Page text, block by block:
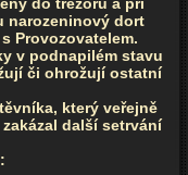
narozeninový dort
Provozovatelem.
v podnapilém stavu
či ohrožují ostatní
který veřejně
další setrvání